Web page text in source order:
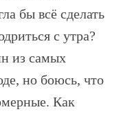
бы всё сделать
с утра?
из самых
но боюсь, что
Как